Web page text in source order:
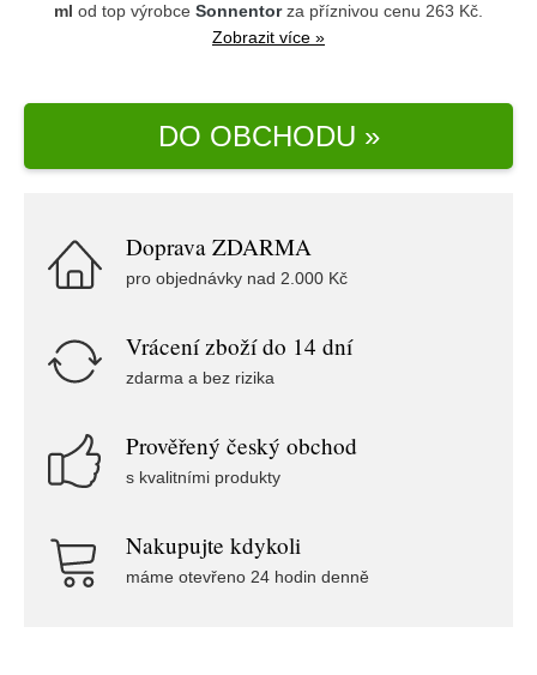
ml od top výrobce Sonnentorza příznivou cenu 263 Kč.
Zobrazit více »
DO OBCHODU »
Doprava ZDARMA
pro objednávky nad 2.000 Kč
Vrácení zboží do 14 dní
zdarma a bez rizika
Prověřený český obchod
s kvalitními produkty
Nakupujte kdykoli
máme otevřeno 24 hodin denně